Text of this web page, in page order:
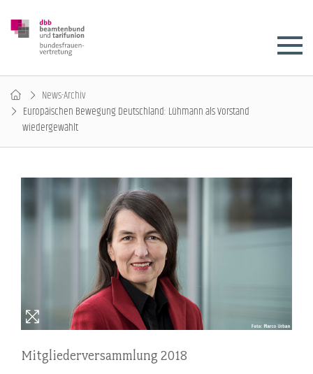
News-Archiv
Europäischen Bewegung Deutschland: Lühmann als Vorstand
wiedergewählt
Mitgliederversammlung 2018